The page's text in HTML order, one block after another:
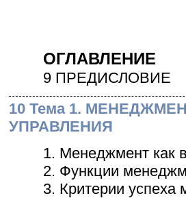
ОГЛАВЛЕНИЕ
9 ПРЕДИСЛОВИЕ
10 Тема 1.
УПРАВЛЕНИЯ
1. Менеджмент как
2. Функции
3. Критерии успеха